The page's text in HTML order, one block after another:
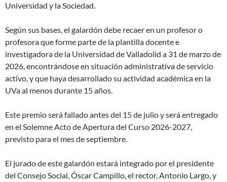
Universidad y la Sociedad.
Según sus bases, el galardón debe recaer en un profesor o
profesora que forme parte de la plantilla docente e
investigadora de la Universidad de Valladolid a 31 de marzo de
2026, encontrándose en situación administrativa de servicio
activo, y que haya desarrollado su actividad académica en la
UVa al menos durante 15 años.
Este premio será fallado antes del 15 de julio y será entregado
en el Solemne Acto de Apertura del Curso 2026-2027,
previsto para el mes de septiembre.
El jurado de este galardón estará integrado por el presidente
del Consejo Social, Óscar Campillo, el rector, Antonio Largo, y